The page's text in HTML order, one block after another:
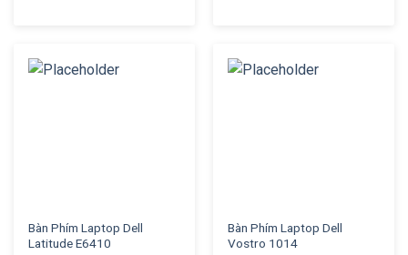
Bàn Phím Laptop Dell
Latitude E6410
Bàn Phím Laptop Dell
Vostro 1014